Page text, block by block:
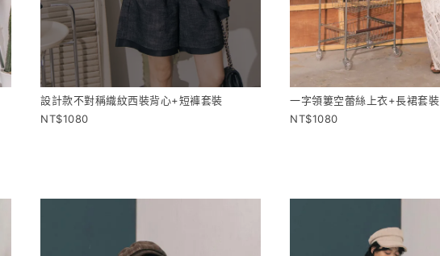
設計款不對稱織紋西裝背心+短褲套裝
1080
一字領簍空蕾絲上衣+長裙套裝
1080